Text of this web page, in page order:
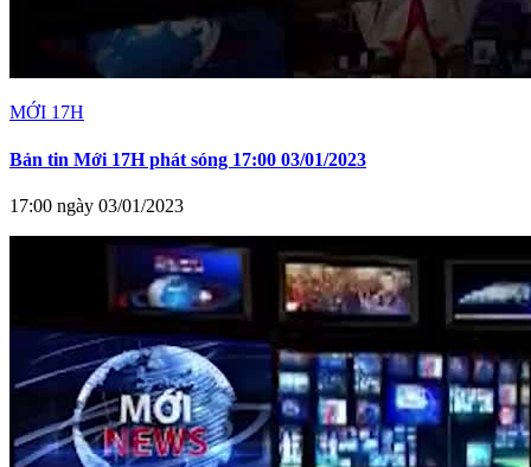
MỚI 17H
Bản tin Mới 17H phát sóng 17:00 03/01/2023
17:00 ngày 03/01/2023